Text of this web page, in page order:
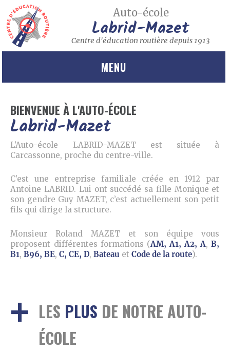
Auto-école
Labrid-Mazet
Centre d'éducation routière depuis 1913
MENU
BIENVENUE À L'AUTO-ÉCOLE
Labrid-Mazet
L’Auto-école LABRID-MAZET est située à
Carcassonne, proche du centre-ville.
C’est une entreprise familiale créée en 1912 par
Antoine LABRID. Lui ont succédé sa fille Monique et
son gendre Guy MAZET, c’est actuellement son petit
fils qui dirige la structure.
Monsieur Roland MAZET et son équipe vous
proposent différentes formations (AM, A1, A2, A,B,
B1,B96, BE,C, CE, D,Bateau etCode de la route).
LES PLUS DE NOTRE AUTO-
ÉCOLE